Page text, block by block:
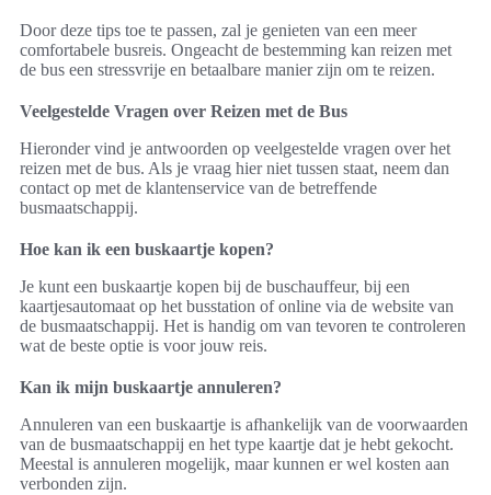
Door deze tips toe te passen, zal je genieten van een meer
comfortabele busreis. Ongeacht de bestemming kan reizen met
de bus een stressvrije en betaalbare manier zijn om te reizen.
Veelgestelde Vragen over Reizen met de Bus
Hieronder vind je antwoorden op veelgestelde vragen over het
reizen met de bus. Als je vraag hier niet tussen staat, neem dan
contact op met de klantenservice van de betreffende
busmaatschappij.
Hoe kan ik een buskaartje kopen?
Je kunt een buskaartje kopen bij de buschauffeur, bij een
kaartjesautomaat op het busstation of online via de website van
de busmaatschappij. Het is handig om van tevoren te controleren
wat de beste optie is voor jouw reis.
Kan ik mijn buskaartje annuleren?
Annuleren van een buskaartje is afhankelijk van de voorwaarden
van de busmaatschappij en het type kaartje dat je hebt gekocht.
Meestal is annuleren mogelijk, maar kunnen er wel kosten aan
verbonden zijn.